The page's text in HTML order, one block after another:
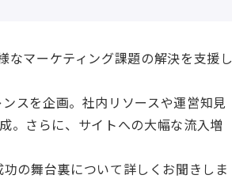
マーケティング課題の解決を支援し
スを企画。社内リソースや運営知見
。さらに、サイトへの大幅な流入増
の舞台裏について詳しくお聞きしま